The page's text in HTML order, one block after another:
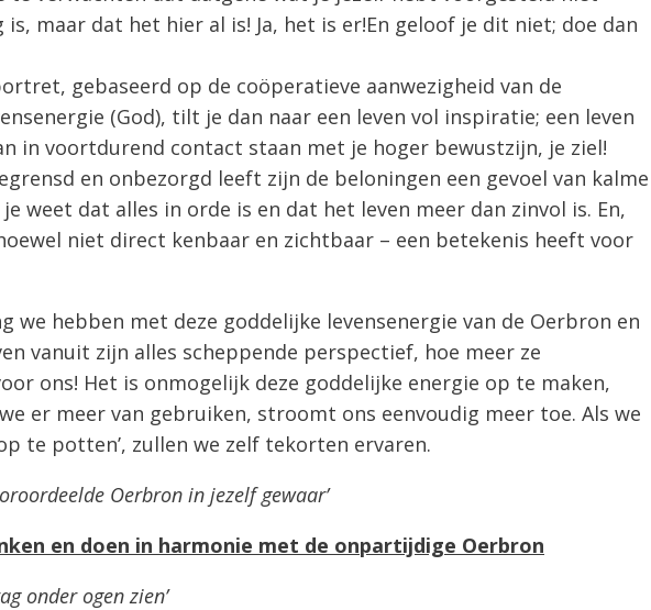
is, maar dat het hier al is! Ja, het is er!En geloof je dit niet; doe dan
gebaseerd op de coöperatieve aanwezigheid van de
(God), tilt je dan naar een leven vol inspiratie; een leven
in voortdurend contact staan met je hoger bewustzijn, je ziel!
en onbezorgd leeft zijn de beloningen een gevoel van kalme
weet dat alles in orde is en dat het leven meer dan zinvol is. En,
niet direct kenbaar en zichtbaar – een betekenis heeft voor
we hebben met deze goddelijke levensenergie van de Oerbron en
vanuit zijn alles scheppende perspectief, hoe meer ze
ons! Het is onmogelijk deze goddelijke energie op te maken,
er meer van gebruiken, stroomt ons eenvoudig meer toe. Als we
te potten’, zullen we zelf tekorten ervaren.
Oerbron in jezelf gewaar’
en doen in harmonie met de onpartijdige Oerbron
onder ogen zien’